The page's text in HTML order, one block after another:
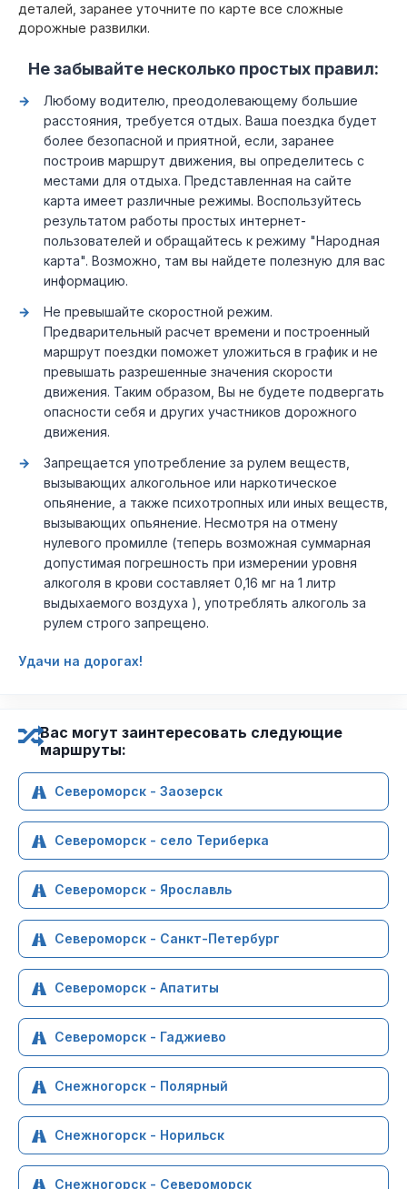
деталей, заранее уточните по карте все сложные
дорожные развилки.
Не забывайте несколько простых правил:
Любому водителю, преодолевающему большие
расстояния, требуется отдых. Ваша поездка будет
более безопасной и приятной, если, заранее
построив маршрут движения, вы определитесь с
местами для отдыха. Представленная на сайте
карта имеет различные режимы. Воспользуйтесь
результатом работы простых интернет-
пользователей и обращайтесь к режиму "Народная
карта". Возможно, там вы найдете полезную для вас
информацию.
Не превышайте скоростной режим.
Предварительный расчет времени и построенный
маршрут поездки поможет уложиться в график и не
превышать разрешенные значения скорости
движения. Таким образом, Вы не будете подвергать
опасности себя и других участников дорожного
движения.
Запрещается употребление за рулем веществ,
вызывающих алкогольное или наркотическое
опьянение, а также психотропных или иных веществ,
вызывающих опьянение. Несмотря на отмену
нулевого промилле (теперь возможная суммарная
допустимая погрешность при измерении уровня
алкоголя в крови составляет 0,16 мг на 1 литр
выдыхаемого воздуха ), употреблять алкоголь за
рулем строго запрещено.
Удачи на дорогах!
Вас могут заинтересовать следующие
маршруты:
Североморск - Заозерск
Североморск - село Териберка
Североморск - Ярославль
Североморск - Санкт-Петербург
Североморск - Апатиты
Североморск - Гаджиево
Снежногорск - Полярный
Снежногорск - Норильск
Снежногорск - Североморск